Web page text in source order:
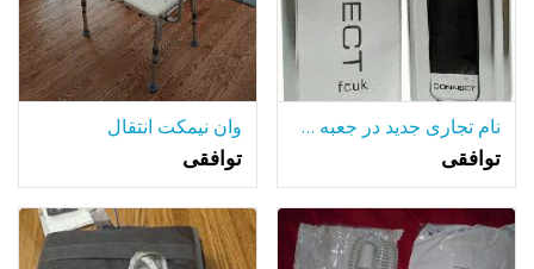
نام تجاری جدید در جعبه FCUK کلن
توافقی
وان نیمکت انتقال
توافقی